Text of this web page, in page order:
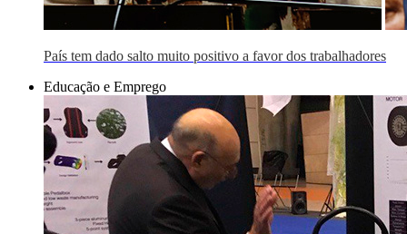
País tem dado salto muito positivo a favor dos trabalhadores
Educação e Emprego